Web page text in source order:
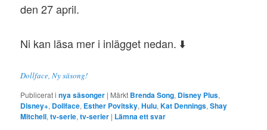
den 27 april.
Ni kan läsa mer i inlägget nedan. ⬇️
Dollface, Ny säsong!
Publicerat i nya säsonger | Märkt Brenda Song, Disney Plus,
Disney+, Dollface, Esther Povitsky,Hulu,Kat Dennings,Shay
Mitchell,tv-serie,tv-serier | Lämna ett svar